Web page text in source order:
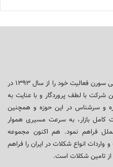
گروه شرکت های مشاوره، تامین و بازرگانی سورن فعالیت خود را از سال ۱۳۹۳ در
شرکت با لطف پروردگار و با عنایت به
و سرشناس در این حوزه و همچنین
کامل بازار، به سرعت مسیری هموار
فراهم نمود. هم اکنون مجموعه
انواع شکلات در ایران را فراهم
از تامین شکلات است.